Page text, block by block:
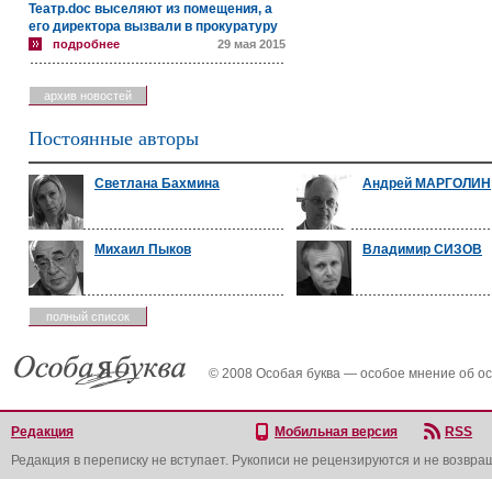
Театр.doc выселяют из помещения, а
его директора вызвали в прокуратуру
подробнее 29 мая 2015
архив новостей
Постоянные авторы
Светлана Бахмина Андрей МАРГОЛИН
Михаил Пыков Владимир СИЗОВ
полный список
© 2008 Особая буква — особое мнение об
Редакция Мобильная версия
RSS
Редакция в переписку не вступает. Рукописи не рецензируются и не